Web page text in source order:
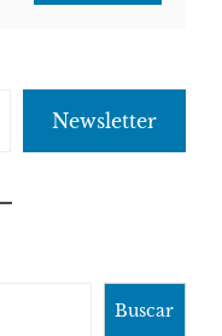
Newsletter
Buscar